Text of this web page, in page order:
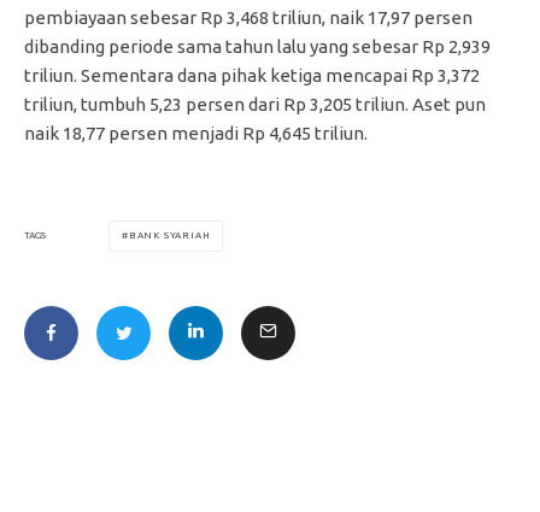
pembiayaan sebesar Rp 3,468 triliun, naik 17,97 persen
dibanding periode sama tahun lalu yang sebesar Rp 2,939
triliun. Sementara dana pihak ketiga mencapai Rp 3,372
triliun, tumbuh 5,23 persen dari Rp 3,205 triliun. Aset pun
naik 18,77 persen menjadi Rp 4,645 triliun.
TAGS BANK SYARIAH